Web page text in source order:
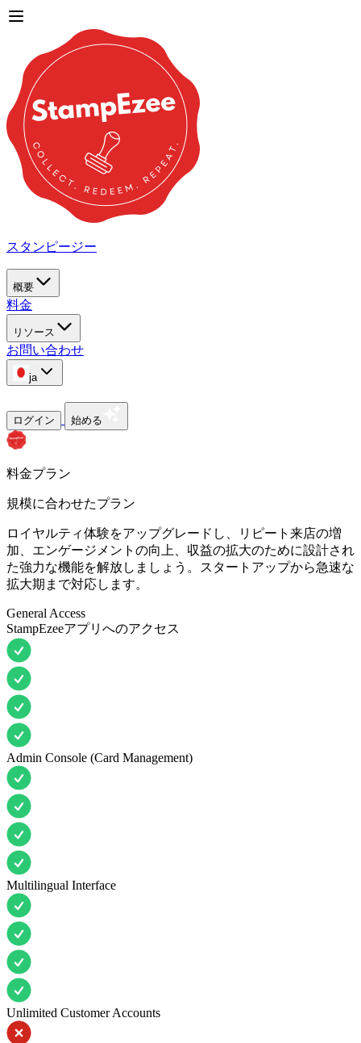
スタンピージー
概要
料金
リソース
お問い合わせ
ja
ログイン 始める
料金プラン
規模に合わせたプラン
ロイヤルティ体験をアップグレードし、リピート来店の増
加、エンゲージメントの向上、収益の拡大のために設計され
た強力な機能を解放しましょう。スタートアップから急速な
拡大期まで対応します。
General Access
StampEzeeアプリへのアクセス
Admin Console (Card Management)
Multilingual Interface
Unlimited Customer Accounts